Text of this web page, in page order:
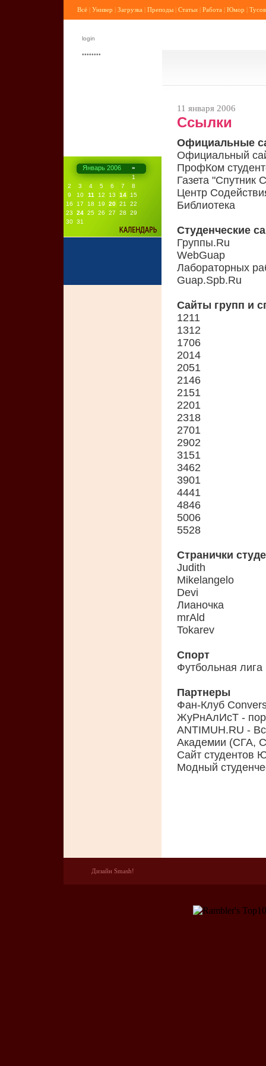
Всё | Универ | Загрузка | Преподы | Статьи | Работа | Юмор |
Январь 2006
»
1
2
3 4 5 6 7
8
9
10 11 12 13 14
15
16
17 18 19 20 21
22
23
24 25 26 27 28
29
30 31
11 января 2006
Ссылки
Официальные
Официальный
ПрофКом
Газета "Спутник
Центр
Библиотека
Студенческие
Группы.Ru
WebGuap
Лабораторных
Guap.Spb.Ru
Сайты групп и
1211
1312
1706
2014
2051
2146
2151
2201
2318
2701
2902
3151
3462
3901
4441
4846
5006
5528
Странички
Judith
Mikelangelo
Devi
Лианочка
mrAld
Tokarev
Спорт
Футбольная
Партнеры
Фан-Клуб
ЖуРнАлИсТ -
ANTIMUH.RU -
Академии (СГА,
Сайт студентов
Модный
Дизайн Smash!